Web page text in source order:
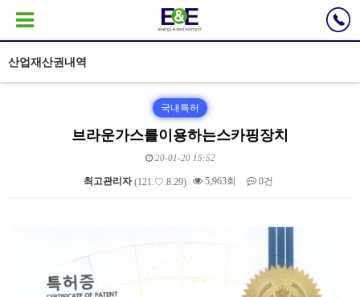
산업재산권내역
국내특허
브라운가스를이용하는스카핑장치
20-01-20 15:52
최고관리자(121.♡.8.29) 5,963회 0건